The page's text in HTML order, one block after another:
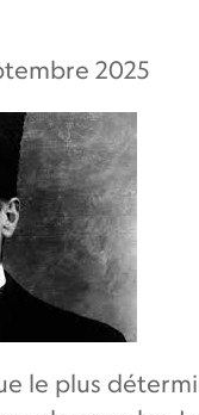
2025
le plus